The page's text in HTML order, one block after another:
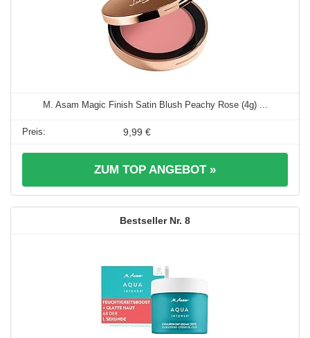
M. Asam Magic Finish Satin Blush Peachy Rose (4g) ...
9,99 €
ZUM TOP ANGEBOT »
8